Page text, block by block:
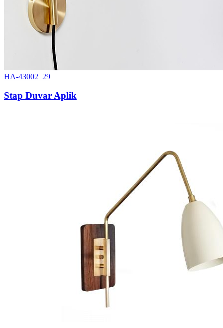
HA-43002_29
Stap Duvar Aplik